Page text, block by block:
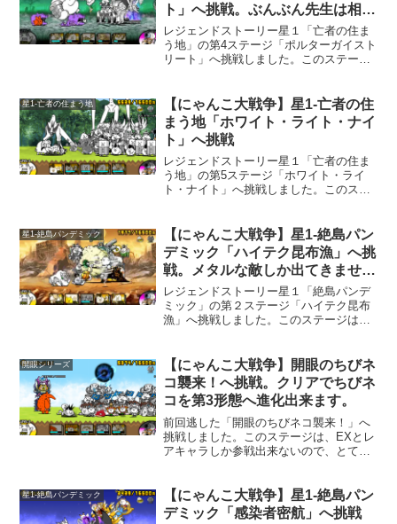
ト」へ挑戦。ぶんぶん先生は相変
わらず強い。
レジェンドストーリー星１「亡者の住ま
う地」の第4ステージ「ポルターガイスト
リート」へ挑戦しました。このステージ
と、地面に潜ったゾンビに城を破壊され
てしまいます。私は、この...
星1-亡者の住まう地
【にゃんこ大戦争】星1-亡者の住
まう地「ホワイト・ライト・ナイ
ト」へ挑戦
レジェンドストーリー星１「亡者の住ま
う地」の第5ステージ「ホワイト・ライ
ト・ナイト」へ挑戦しました。このステ
多数で攻めてみました。良く使う戦法で
す。今回のキャラクター編...
星1-絶島パンデミック
【にゃんこ大戦争】星1-絶島パン
デミック「ハイテク昆布漁」へ挑
戦。メタルな敵しか出てきませ
ん。
レジェンドストーリー星１「絶島パンデ
ミック」の第２ステージ「ハイテク昆布
漁」へ挑戦しました。このステージは、
壁役多数とクリティカルを出せるキャラ
クター、それからメタルな...
開眼シリーズ
【にゃんこ大戦争】開眼のちびネ
コ襲来！へ挑戦。クリアでちびネ
コを第3形態へ進化出来ます。
前回逃した「開眼のちびネコ襲来！」へ
挑戦しました。このステージは、EXとレ
アキャラしか参戦出来ないので、とても
そうなやつを探しだすのがちょっと面白
いですね。今回のキャ...
星1-絶島パンデミック
【にゃんこ大戦争】星1-絶島パン
デミック「感染者密航」へ挑戦